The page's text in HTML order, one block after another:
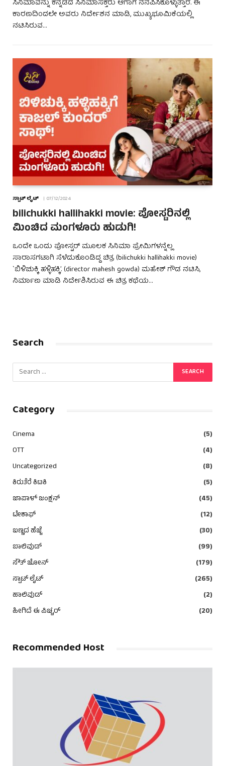
ಸಿನಿಮಾವನ್ನು ಕನ್ನಡದ ಸಿನಿಮಾಸಕ್ತರು ಆಗಾಗ ನೆನಪಿಸಿಕೊಳ್ಳುತ್ತಾರೆ. ಈ
ಕಾರಣದಿಂದಲೇ ಅವರು ನಿರ್ದೇಶನ ಮಾಡಿ, ಮುಖ್ಯಭೂಮಿಕೆಯಲ್ಲಿ
ನಟಿಸಿರುವ…
ಸ್ಪಾಟ್ ಲೈಟ್ 07/12/2024
bilichukki hallihakki movie: ಪೋಸ್ಟರಿನಲ್ಲಿ
ಮಿಂಚಿದ ಮಂಗಳೂರು ಹುಡುಗಿ!
ಒಂದೇ ಒಂದು ಪೋಸ್ಟರ್ ಮೂಲಕ ಸಿನಿಮಾ ಪ್ರೇಮಿಗಳನ್ನೆಲ್ಲ
ಸಾರಾಸಗಟಾಗಿ ಸೆಳೆದುಕೊಂಡಿದ್ದ ಚಿತ್ರ (bilichukki hallihakki movie)
`ಬಿಳಿಚುಕ್ಕಿ ಹಳ್ಳಿಹಕ್ಕಿ’. (director mahesh gowda) ಮಹೇಶ್ ಗೌಡ ನಟಿಸಿ,
ನಿರ್ಮಾಣ ಮಾಡಿ ನಿರ್ದೇಶಿಸಿರುವ ಈ ಚಿತ್ರ ಕಥೆಯ…
Search
Category
Cinema
(5)
OTT
(4)
Uncategorized
(8)
ಕಿರುತೆರೆ ಕಿಟಕಿ
(5)
ಜಾಪಾಳ್ ಜಂಕ್ಷನ್
(45)
ಟೇಕಾಫ್
(12)
ಬಣ್ಣದ ಹೆಜ್ಜೆ
(30)
ಬಾಲಿವುಡ್
(99)
ಸೌತ್ ಜೋನ್
(179)
ಸ್ಪಾಟ್ ಲೈಟ್
(265)
ಹಾಲಿವುಡ್
(2)
ಹೀಗಿದೆ ಈ ಪಿಚ್ಚರ್
(20)
Recommended Host